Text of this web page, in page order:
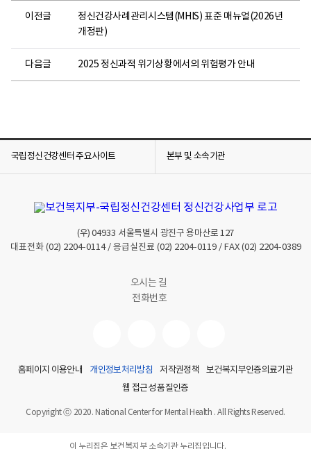
이전글
정신건강사례관리시스템(MHIS) 표준 매뉴얼(2026년
개정판)
다음글 2025 정신과적 위기상황에서의 위험평가 안내
국립정신건강센터 주요사이트 본부 및 소속기관
(우)04933 서울특별시 광진구 용마산로 127
대표전화 (02) 2204-0114/ 응급실진료 (02) 2204-0119/ FAX (02) 2204-0389
오시는 길
전화번호
홈페이지 이용안내 개인정보처리방침 저작권정책
보건복지부인증의료기관
웹 접근성 품질인증
Copyright ⓒ 2020. National Center for Mental Health . All Rights Reserved.
이 누리집은 보건복지부 소속기관 누리집입니다.